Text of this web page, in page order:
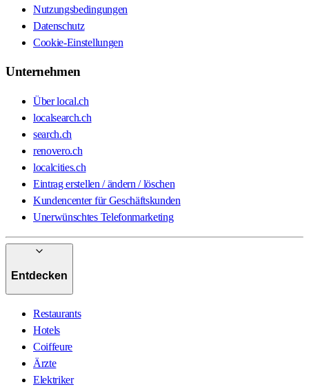
Nutzungsbedingungen
Datenschutz
Cookie-Einstellungen
Unternehmen
Über local.ch
localsearch.ch
search.ch
renovero.ch
localcities.ch
Eintrag erstellen / ändern / löschen
Kundencenter für Geschäftskunden
Unerwünschtes Telefonmarketing
Entdecken
Restaurants
Hotels
Coiffeure
Ärzte
Elektriker